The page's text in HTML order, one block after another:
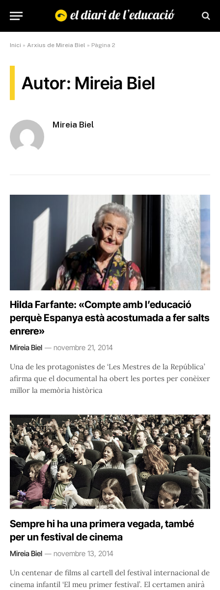
Inici » Arxius de Mireia Biel » Pàgina 2
Autor: Mireia Biel
Mireia Biel
Hilda Farfante: «Compte amb l’educació
perquè Espanya està acostumada a fer salts
enrere»
Mireia Biel novembre 21, 2014
Una de les protagonistes de ‘Les Mestres de la República’
afirma que el documental ha obert les portes per conèixer
millor la memòria històrica
Sempre hi ha una primera vegada, també
per un festival de cinema
Mireia Biel novembre 13, 2014
Un centenar de films al cartell del festival internacional de
cinema infantil ‘El meu primer festival’. El certamen anirà